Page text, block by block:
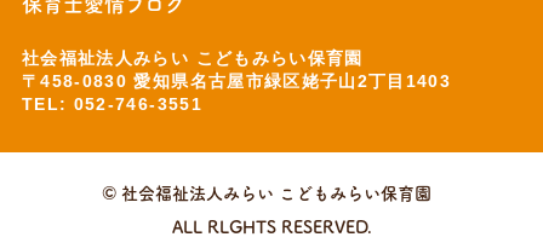
社会福祉法人みらい こどもみらい保育園
〒458-0830 愛知県名古屋市緑区姥子山2丁目1403
TEL: 052-746-3551
© 社会福祉法人みらい こどもみらい保育園
ALL RLGHTS RESERVED.